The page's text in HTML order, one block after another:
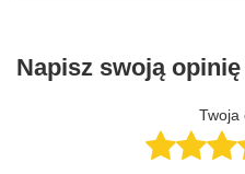
Napisz swoją opinię
Twoja